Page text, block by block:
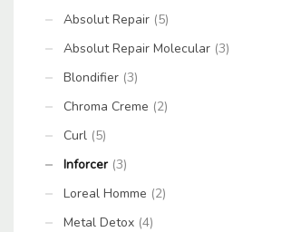
Absolut Repair (5)
Absolut Repair Molecular (3)
Blondifier (3)
Chroma Creme (2)
Curl (5)
Inforcer (3)
Loreal Homme (2)
Metal Detox (4)